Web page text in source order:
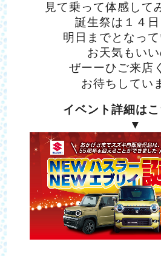
見て乗って体感して
誕生祭は１４日
明日までとなって
お天気もい
ぜーーひご来店
お待ちしてい
イベント詳細は
▼